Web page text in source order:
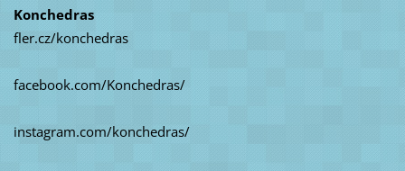
Konchedras
fler.cz/konchedras
facebook.com/Konchedras/
instagram.com/konchedras/